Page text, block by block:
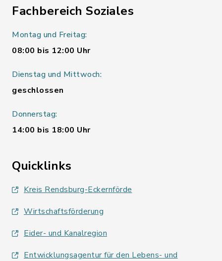
Fachbereich Soziales
Montag und Freitag:
08:00 bis 12:00 Uhr
Dienstag und Mittwoch:
geschlossen
Donnerstag:
14:00 bis 18:00 Uhr
Quicklinks
Kreis Rendsburg-Eckernförde
Wirtschaftsförderung
Eider- und Kanalregion
Entwicklungsagentur für den Lebens- und